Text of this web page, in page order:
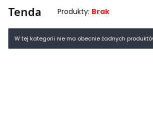
Tenda Produkty: Brak
W tej kategorii nie ma obecnie żadnych